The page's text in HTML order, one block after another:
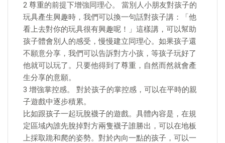
2 尊重的前提下增強同理心。 當別人小朋友對孩子的
玩具產生興趣時，我們可以換一句話對孩子講：「他
看上去對你的玩具很有興趣呢！」這樣講，可以幫助
孩子體會別人的感受，慢慢建立同理心。如果孩子還
不願意分享，我們可以告訴對方小孩，等孩子玩好了
他就可以玩了。只要他得到了尊重，自然而然就會產
生分享的意願。
3 增強掌控感。 對於孩子的掌控感，可以在平時的親
子遊戲中逐步積累。
比如跟孩子一起玩脫襪子的遊戲。具體內容是，在規
定區域內誰先脫掉對方兩隻襪子誰勝出，可以在地板
上採取跪和爬的姿勢。對於內向一點的孩子，可以一